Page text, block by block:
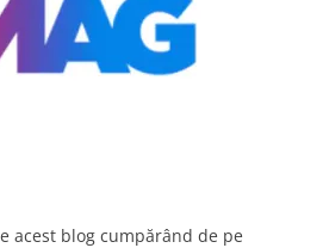
acest blog cumpărând de pe